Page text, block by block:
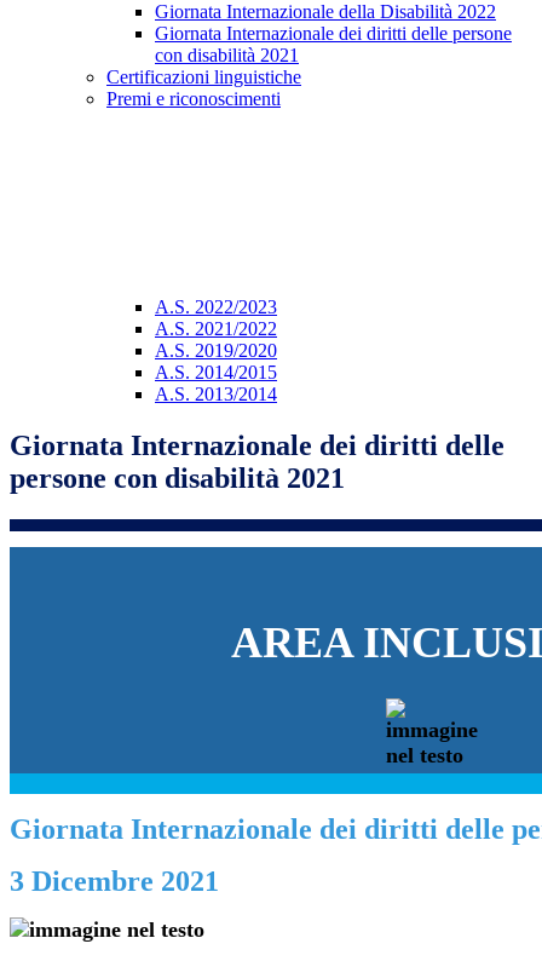
Giornata Internazionale della Disabilità 2022
Giornata Internazionale dei diritti delle persone
con disabilità 2021
Certificazioni linguistiche
Premi e riconoscimenti
A.S. 2022/2023
A.S. 2021/2022
A.S. 2019/2020
A.S. 2014/2015
A.S. 2013/2014
Giornata Internazionale dei diritti delle
persone con disabilità 2021
AREA
Giornata Internazionale dei diritti delle
3 Dicembre 2021